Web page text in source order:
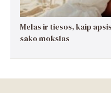
Melas ir tiesos, kaip
sako mokslas